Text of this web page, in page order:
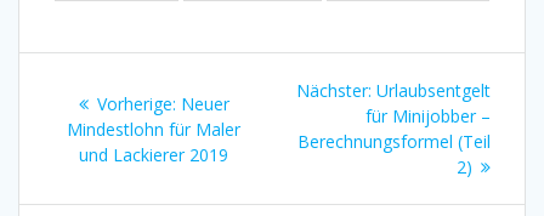
Beitragsnavigation
Vorherige: Vorheriger
Beitrag:
Neuer
Mindestlohn für Maler
und Lackierer 2019
Nächster: Nächster
Beitrag:
Urlaubsentgelt
für Minijobber –
Berechnungsformel (Teil
2)